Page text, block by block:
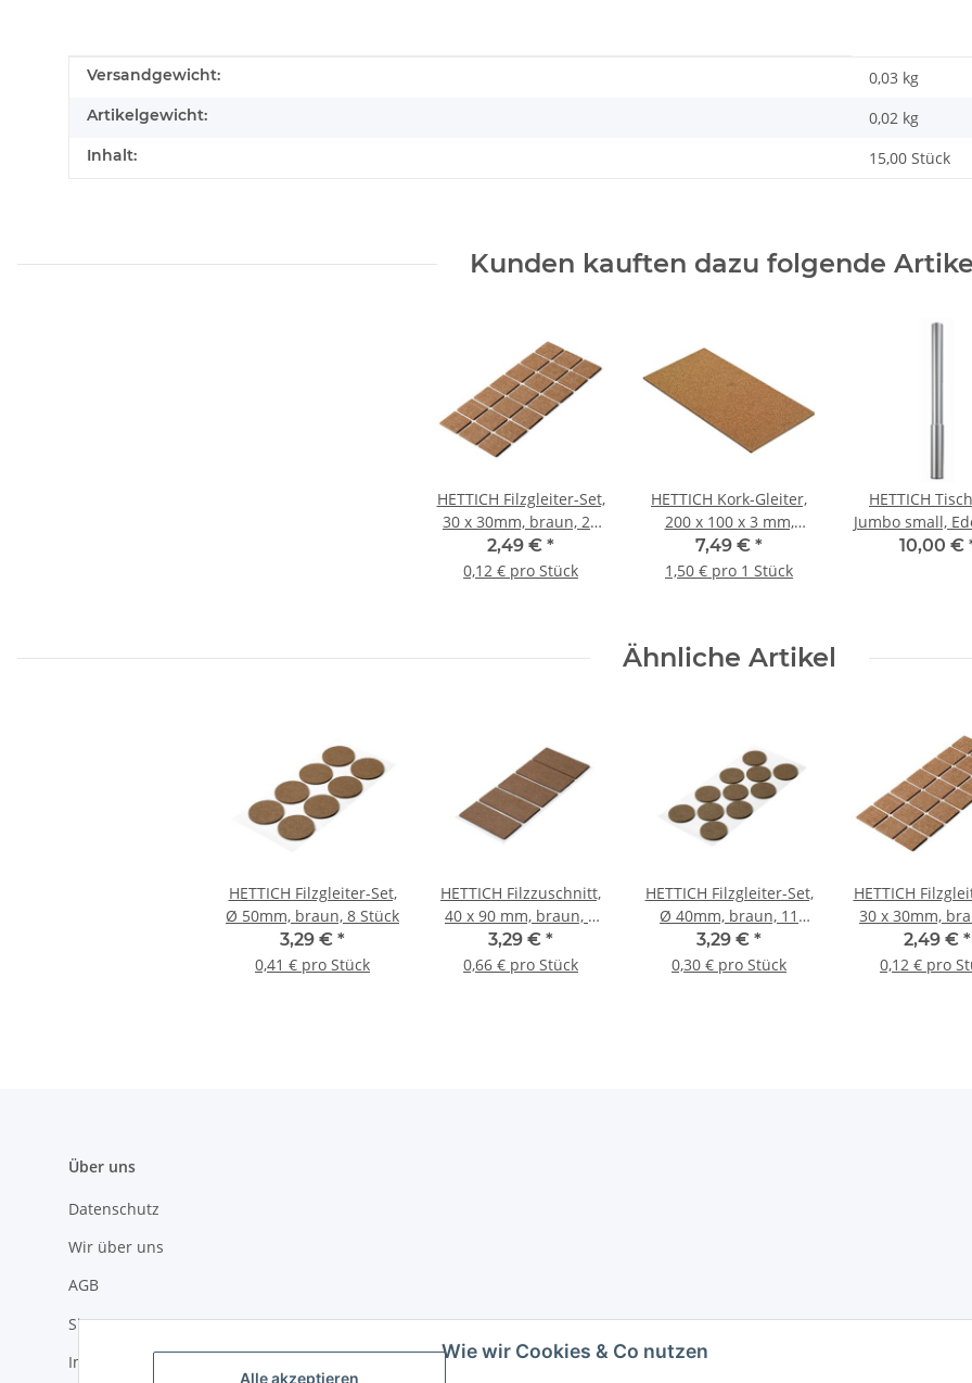
Alle akzeptieren
Wie wir Cookies & Co nutzen
Produkteigenschaft
Wert
Versandgewicht: 0,03 kg
Artikelgewicht: 0,02 kg
Inhalt: 15,00 Stück
Kunden kauften dazu folgende
HETTICH Filzgleiter-Set,
30 x 30mm, braun, 21
Stück
2,49 € *
0,12 € pro Stück
HETTICH Kork-Gleiter,
200 x 100 x 3 mm,
selbstklebend, eckig, 5
Stück
7,49 € *
1,50 € pro 1 Stück
HETTICH
Jumbo small,
Ø 50 x 620-
10,00 €
Ähnliche Artikel
HETTICH Filzgleiter-Set,
Ø 50mm, braun, 8 Stück
3,29 € *
0,41 € pro Stück
HETTICH Filzzuschnitt,
40 x 90 mm, braun, 5
Stück
3,29 € *
0,66 € pro Stück
HETTICH Filzgleiter-Set,
Ø 40mm, braun, 11
Stück
3,29 € *
0,30 € pro Stück
HETTICH
30 x 30mm,
Stück
2,49 € *
0,12 € pro
Über uns
Datenschutz
Wir über uns
AGB
Sitemap
Impressum